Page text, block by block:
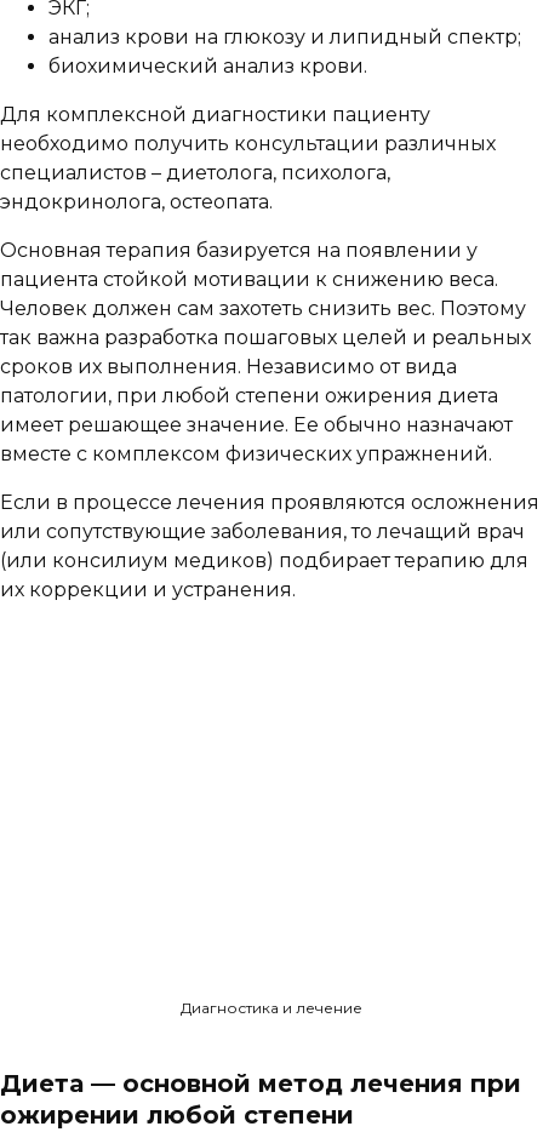
ЭКГ;
анализ крови на глюкозу и липидный спектр;
биохимический анализ крови.
Для комплексной диагностики пациенту
необходимо получить консультации различных
специалистов – диетолога, психолога,
эндокринолога, остеопата.
Основная терапия базируется на появлении у
пациента стойкой мотивации к снижению веса.
Человек должен сам захотеть снизить вес. Поэтому
так важна разработка пошаговых целей и реальных
сроков их выполнения. Независимо от вида
патологии, при любой степени ожирения диета
имеет решающее значение. Ее обычно назначают
вместе с комплексом физических упражнений.
Если в процессе лечения проявляются осложнения
или сопутствующие заболевания, то лечащий врач
(или консилиум медиков) подбирает терапию для
их коррекции и устранения.
Диагностика и лечение
Диета — основной метод лечения при
ожирении любой степени